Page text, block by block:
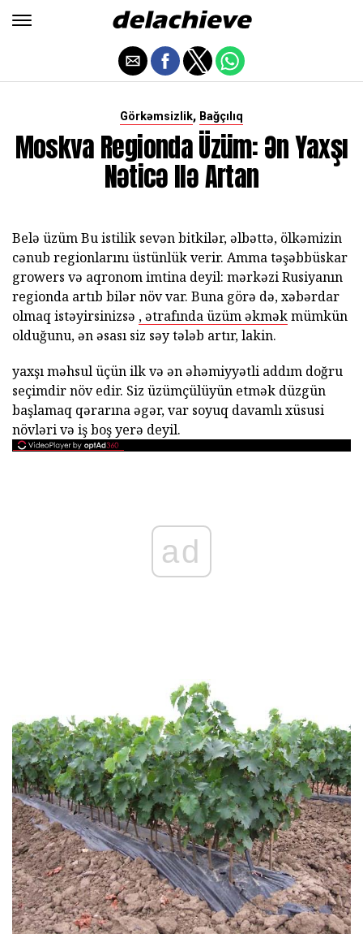
Görkəmsizlik, Bağçılıq
Moskva Regionda Üzüm: Ən Yaxşı
Nəticə Ilə Artan
Belə üzüm Bu istilik sevən bitkilər, əlbəttə, ölkəmizin
cənub regionlarını üstünlük verir. Amma təşəbbüskar
growers və aqronom imtina deyil: mərkəzi Rusiyanın
regionda artıb bilər növ var. Buna görə də, xəbərdar
olmaq istəyirsinizsə , ətrafında üzüm əkməkmümkün
olduğunu, ən əsası siz səy tələb artır, lakin.
yaxşı məhsul üçün ilk və ən əhəmiyyətli addım doğru
seçimdir növ edir. Siz üzümçülüyün etmək düzgün
başlamaq qərarına əgər, var soyuq davamlı xüsusi
növləri və iş boş yerə deyil.
ad